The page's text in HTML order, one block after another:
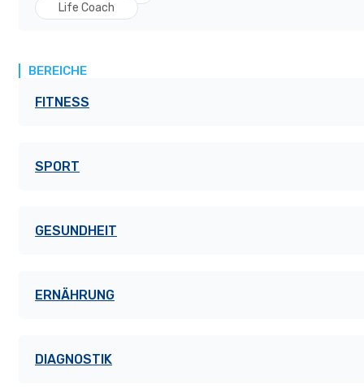
Life Coach
BEREICHE
FITNESS
SPORT
GESUNDHEIT
ERNÄHRUNG
DIAGNOSTIK